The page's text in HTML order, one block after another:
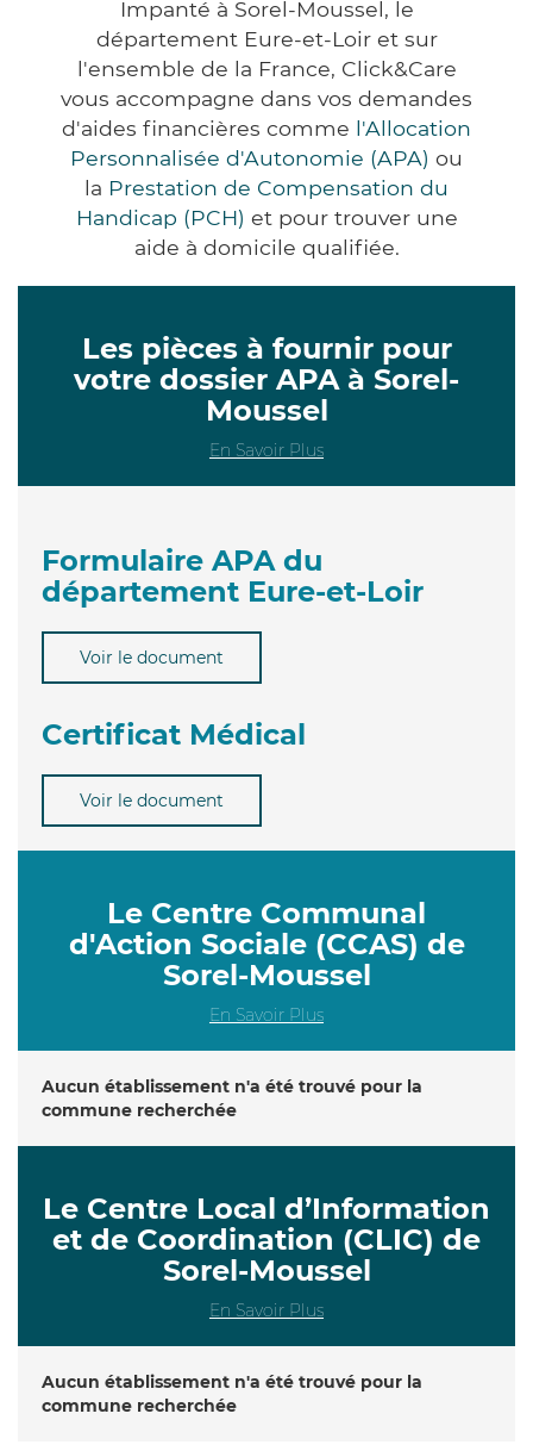
Impanté à Sorel-Moussel, le
département Eure-et-Loir et sur
l'ensemble de la France, Click&Care
vous accompagne dans vos demandes
d'aides financières comme l'Allocation
Personnalisée d'Autonomie (APA) ou
la Prestation de Compensation du
Handicap (PCH) et pour trouver une
aide à domicile qualifiée.
Les pièces à fournir pour
votre dossier APA à Sorel-
Moussel
En Savoir Plus
Formulaire APA du
département Eure-et-Loir
Voir le document
Certificat Médical
Voir le document
Le Centre Communal
d'Action Sociale (CCAS) de
Sorel-Moussel
En Savoir Plus
Aucun établissement n'a été trouvé pour la
commune recherchée
Le Centre Local d’Information
et de Coordination (CLIC) de
Sorel-Moussel
En Savoir Plus
Aucun établissement n'a été trouvé pour la
commune recherchée